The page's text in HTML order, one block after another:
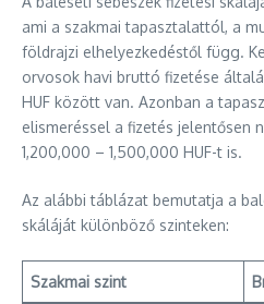
ami a szakmai tapasztalattól, a
földrajzi elhelyezkedéstől függ.
orvosok havi bruttó fizetése
HUF között van. Azonban a
elismeréssel a fizetés jelentősen
1,200,000 – 1,500,000 HUF-t is.
Az alábbi táblázat bemutatja a
skáláját különböző szinteken:
Szakmai szint